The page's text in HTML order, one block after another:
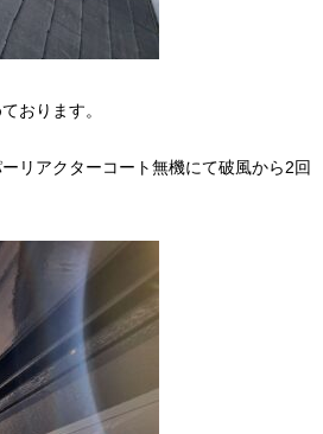
おります。
リアクターコート無機にて破風から2回